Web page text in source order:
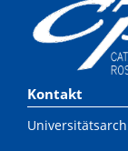
Kontakt